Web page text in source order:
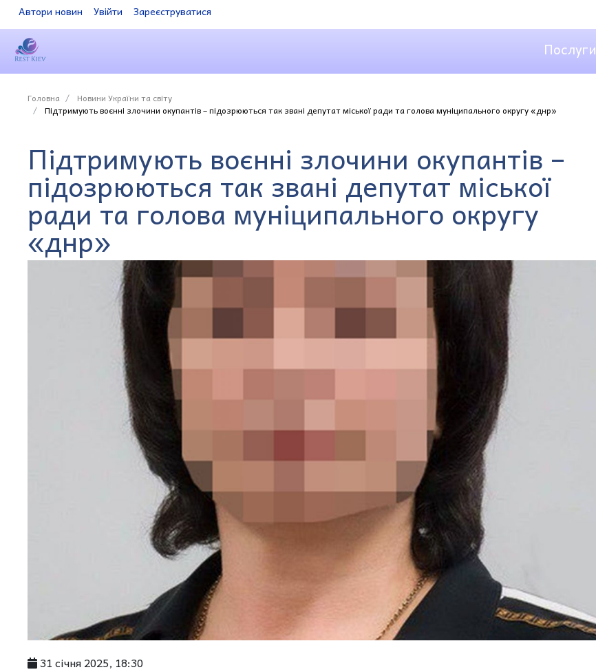
Автори новин Увійти Зареєструватися
Послуги
Головна
Новини України та світу
Підтримують воєнні злочини окупантів – підозрюються так звані депутат міської ради та голова муніципального округу «днр»
Підтримують воєнні злочини окупантів –
підозрюються так звані депутат міської
ради та голова муніципального округу
«днр»
31 січня 2025, 18:30